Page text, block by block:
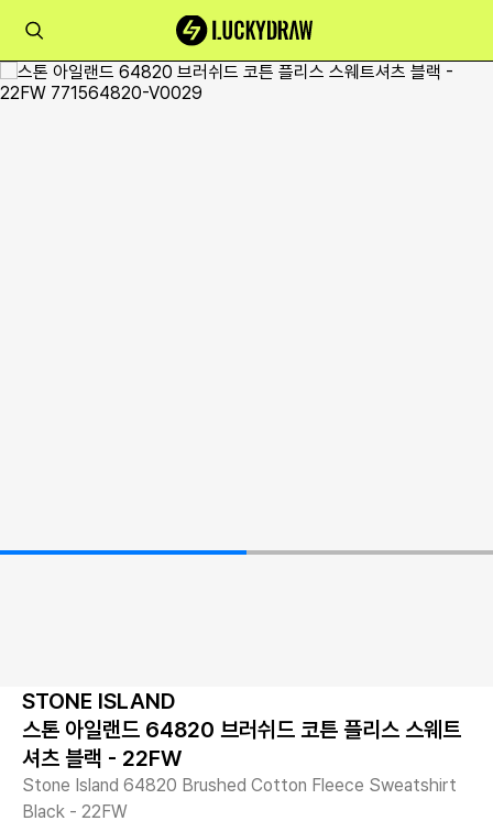
STONE ISLAND
스톤 아일랜드 64820 브러쉬드 코튼 플리스 스웨트
셔츠 블랙 - 22FW
Stone Island 64820 Brushed Cotton Fleece Sweatshirt
Black - 22FW